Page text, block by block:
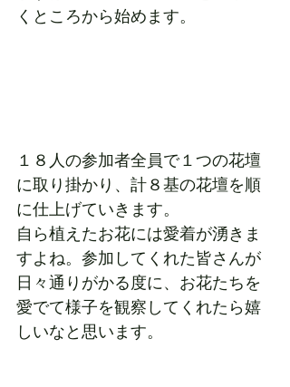
くところから始めます。
１８人の参加者全員で１つの花壇
に取り掛かり、計８基の花壇を順
に仕上げていきます。
自ら植えたお花には愛着が湧きま
すよね。参加してくれた皆さんが
日々通りがかる度に、お花たちを
愛でて様子を観察してくれたら嬉
しいなと思います。